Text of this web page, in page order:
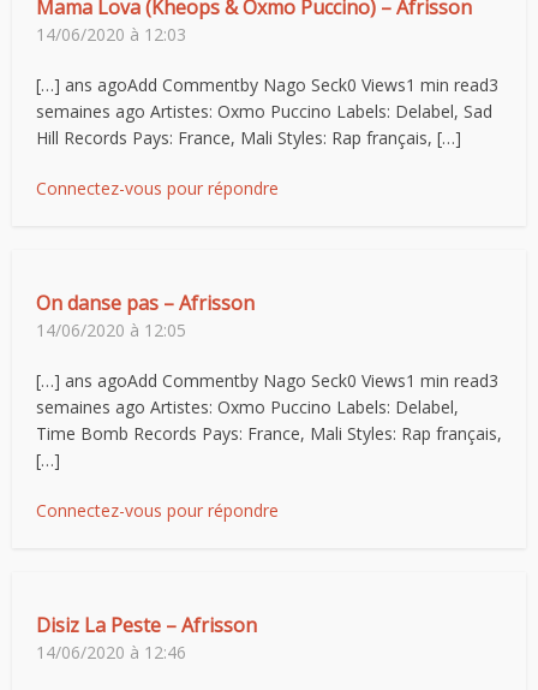
Mama Lova (Kheops & Oxmo Puccino) – Afrisson
14/06/2020 à 12:03
[…] ans agoAdd Commentby Nago Seck0 Views1 min read3
semaines ago Artistes: Oxmo Puccino Labels: Delabel, Sad
Hill Records Pays: France, Mali Styles: Rap français, […]
Connectez-vous pour répondre
On danse pas – Afrisson
14/06/2020 à 12:05
[…] ans agoAdd Commentby Nago Seck0 Views1 min read3
semaines ago Artistes: Oxmo Puccino Labels: Delabel,
Time Bomb Records Pays: France, Mali Styles: Rap français,
[…]
Connectez-vous pour répondre
Disiz La Peste – Afrisson
14/06/2020 à 12:46